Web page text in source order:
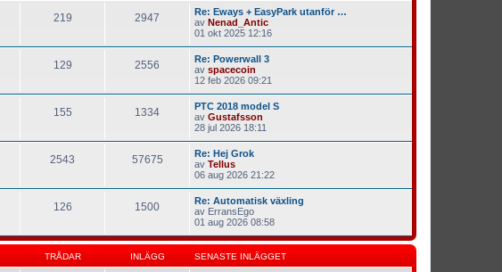
219 2947
Re: Eways + EasyPark utanför …
av Nenad_Antic
01 okt 2025 12:16
129 2556
Re: Powerwall 3
av spacecoin
12 feb 2026 09:21
155 1334
PTC 2018 model S
av Gustafsson
28 jul 2026 18:11
2543 57675
Re: Hej Grok
av Tellus
06 aug 2026 21:22
126 1500
Re: Automatisk växling
av ErransEgo
01 aug 2026 08:58
TRÅDAR INLÄGG SENASTE INLÄGGET